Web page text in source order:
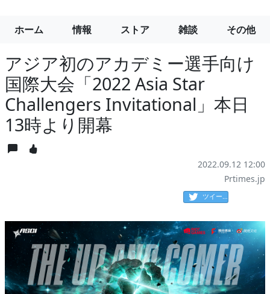
ホーム 情報 ストア 雑談 その他
アジア初のアカデミー選手向け
国際大会「2022 Asia Star
Challengers Invitational」本日
13時より開幕
2022.09.12 12:00
Prtimes.jp
ツイート